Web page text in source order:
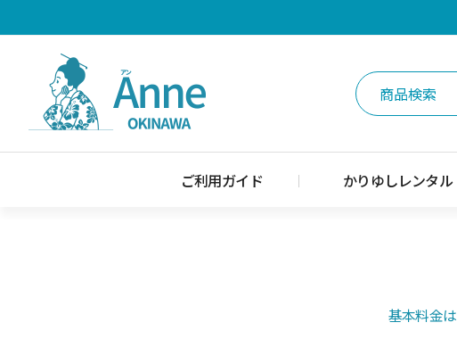
ご利用ガイド かりゆしレンタル
基本料金は